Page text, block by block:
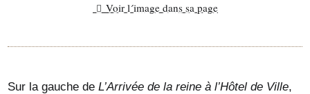
Voir l´image dans sa page
Sur la gauche deL’Arrivée de la reine à l’Hôtel de Ville,